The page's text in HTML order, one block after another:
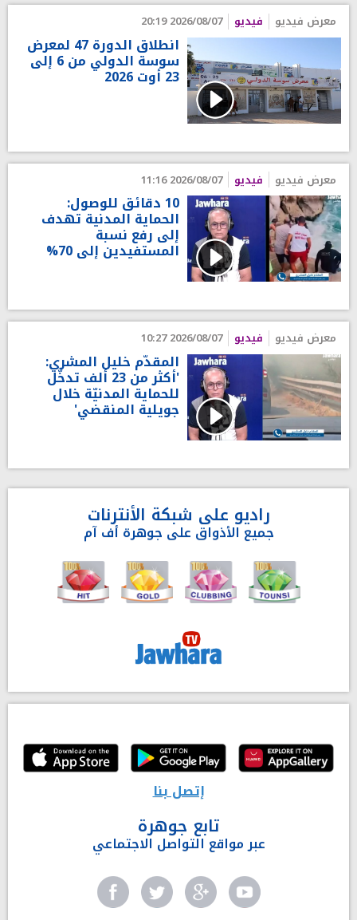
معرض فيديو فيديو 2026/08/07 20:19
انطلاق الدورة 47 لمعرض
سوسة الدولي من 6 إلى
23 أوت 2026
معرض فيديو فيديو 2026/08/07 11:16
10 دقائق للوصول:
الحماية المدنية تهدف
إلى رفع نسبة
المستفيدين إلى 70%
معرض فيديو فيديو 2026/08/07 10:27
المقدّم خليل المشري:
'أكثر من 23 ألف تدخّل
للحماية المدنيّة خلال
جويلية المنقضي'
راديو على شبكة الأنترنات
جميع الأذواق على جوهرة أف آم
إتصل بنا
تابع جوهرة
عبر مواقع التواصل الاجتماعي